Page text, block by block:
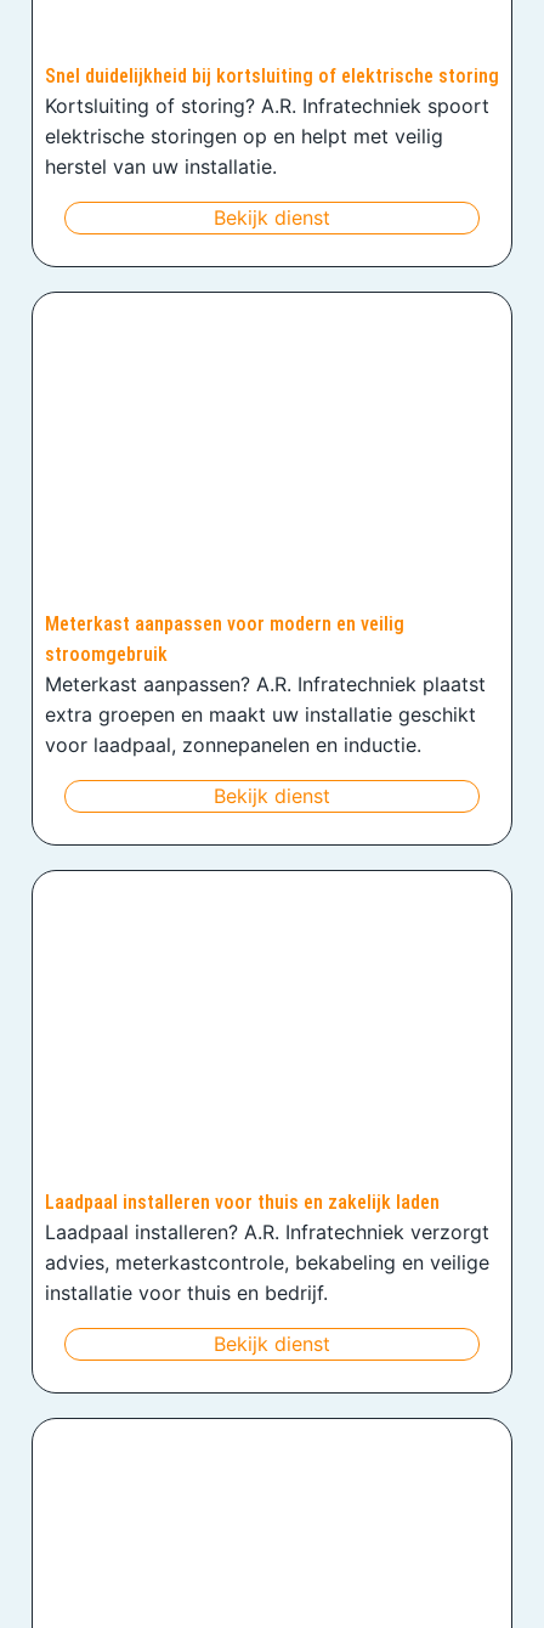
Snel duidelijkheid bij kortsluiting of elektrische storing
Kortsluiting of storing? A.R. Infratechniek spoort
elektrische storingen op en helpt met veilig
herstel van uw installatie.
Bekijk dienst
Meterkast aanpassen voor modern en veilig
stroomgebruik
Meterkast aanpassen? A.R. Infratechniek plaatst
extra groepen en maakt uw installatie geschikt
voor laadpaal, zonnepanelen en inductie.
Bekijk dienst
Laadpaal installeren voor thuis en zakelijk laden
Laadpaal installeren? A.R. Infratechniek verzorgt
advies, meterkastcontrole, bekabeling en veilige
installatie voor thuis en bedrijf.
Bekijk dienst